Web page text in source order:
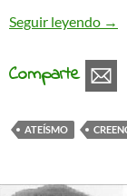
Seguir leyendo →
Comparte
ATEÍSMO